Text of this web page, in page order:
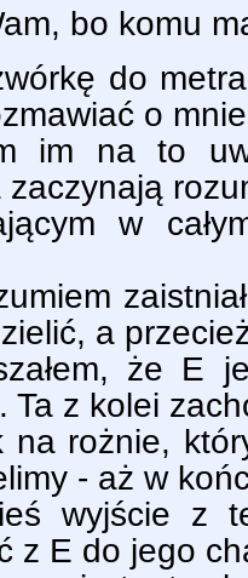
bo komu
do
o
im na to
w
a
że E
Ta z kolei
na rożnie,
- aż w
wyjście z
z E do jego